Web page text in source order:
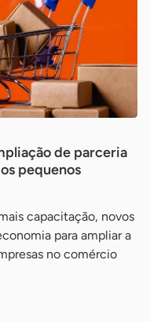
de parceria
pequenos
capacitação, novos
para ampliar a
no comércio